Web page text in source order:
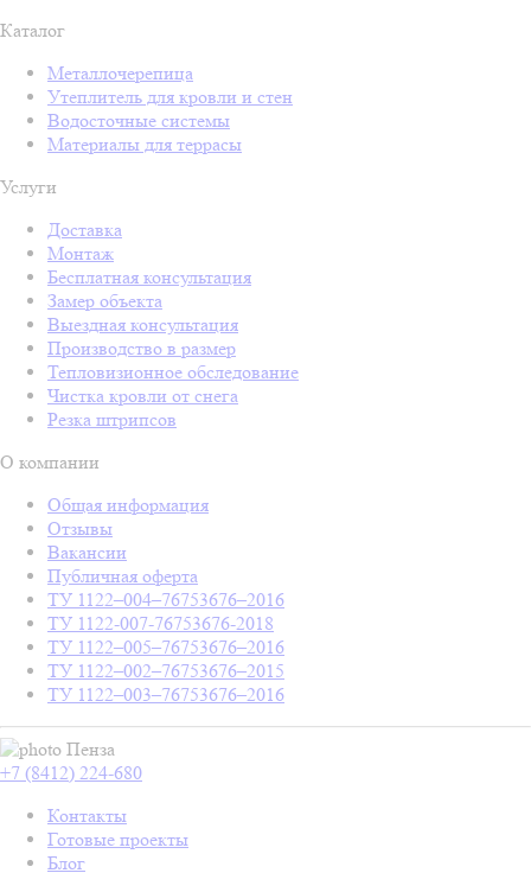
Каталог
Металлочерепица
Утеплитель для кровли и стен
Водосточные системы
Материалы для террасы
Услуги
Доставка
Монтаж
Бесплатная консультация
Замер объекта
Выездная консультация
Производство в размер
Тепловизионное обследование
Чистка кровли от снега
Резка штрипсов
О компании
Общая информация
Отзывы
Вакансии
Публичная оферта
ТУ 1122–004–76753676–2016
ТУ 1122-007-76753676-2018
ТУ 1122–005–76753676–2016
ТУ 1122–002–76753676–2015
ТУ 1122–003–76753676–2016
Пенза
+7 (8412) 224-680
Контакты
Готовые проекты
Блог